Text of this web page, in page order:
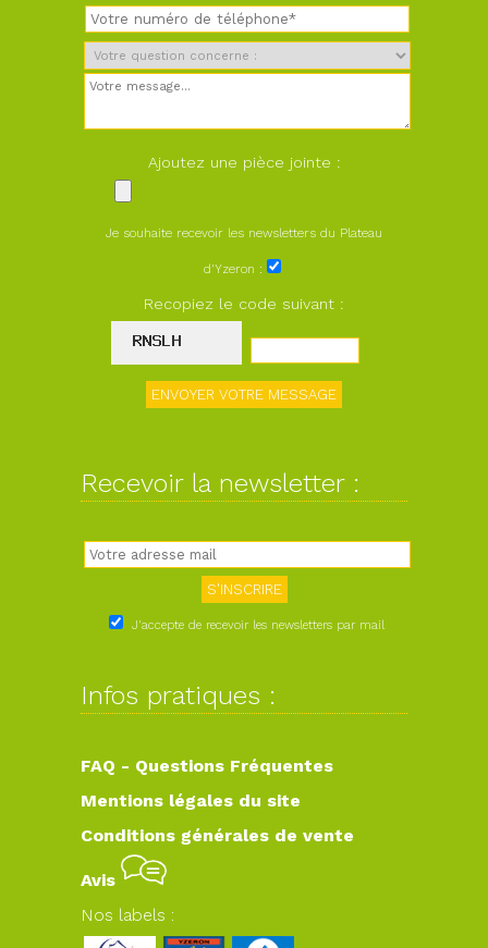
Ajoutez une pièce jointe :
Je souhaite recevoir les newsletters du Plateau
d'Yzeron :
Recopiez le code suivant :
Recevoir la newsletter :
J'accepte de recevoir les newsletters par mail
Infos pratiques :
FAQ - Questions Fréquentes
Mentions légales du site
Conditions générales de vente
Avis
Nos labels :